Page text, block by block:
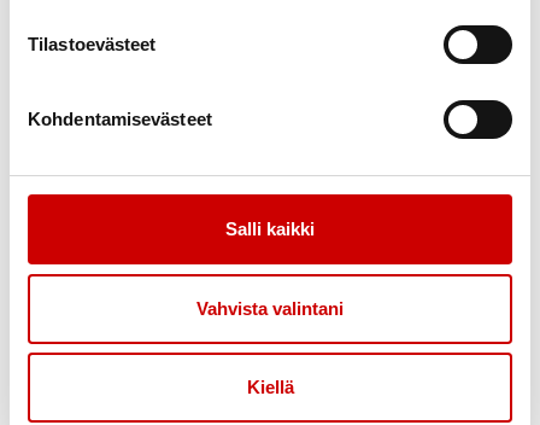
Tilastoevästeet
Kohdentamisevästeet
Salli kaikki
Vahvista valintani
Kiellä
Ruokasisustus vaikuttaa myös lasten valintoihin.
Vihreitä arvoja voi edistää miettimällä, miten lajittelu
muistuisi mieleen ja hoituisi mahdollisimman
todennäköisemmin, jos liikunta on aikataulutettu
kalenteriin ja jos liikuntavälineet on jo edellisenä
päivänä laitettu esille tai treenikassi pakattu ovelle
Työpaikalla voi kotiin lähtiessä nostaa työpöydän
seisoma-asentoon, jolloin seuraavana päivänä